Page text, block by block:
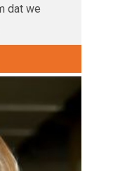
dat we